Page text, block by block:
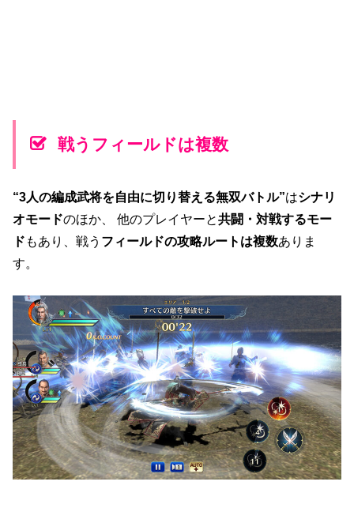
戦うフィールドは複数
“3人の編成武将を自由に切り替える無双バトル”はシナリ
オモードのほか、 他のプレイヤーと共闘・対戦するモー
ド もあり、戦う フィールドの攻略ルートは複数ありま
す。